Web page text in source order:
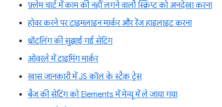
फ़्लेम चार्ट में काम की नहीं लगने वाली स्क्रिप्ट को अनदेखा करना
होवर करने पर टाइमलाइन मार्कर और रेंज हाइलाइट करना
थ्रॉटलिंग की सुझाई गई सेटिंग
ओवरले में टाइमिंग मार्कर
खास जानकारी में JS कॉल के स्टैक ट्रेस
बैज की सेटिंग को Elements में मेन्यू में ले जाया गया